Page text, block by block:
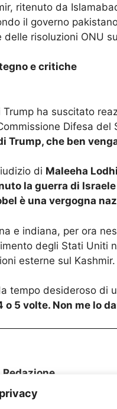
ritenuto da
il governo
delle risoluzioni ONU
e critiche
ha suscitato
Difesa
Trump, che ben
di Maleeha Lodhi
la guerra di
è una vergogna
e indiana, per ora
degli Stati Uniti
esterne sul Kashmir.
tempo desideroso di
5 volte. Non me lo
Redazione